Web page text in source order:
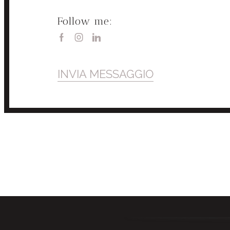
Follow me:
Facebook
Instagram
Linkedin
INVIA MESSAGGIO